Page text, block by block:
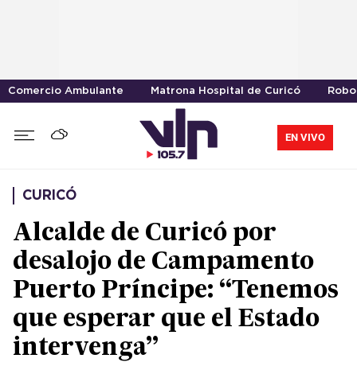
Comercio Ambulante Matrona Hospital de Curicó
EN VIVO
CURICÓ
Alcalde de Curicó por
desalojo de Campamento
Puerto Príncipe: “Tenemos
que esperar que el Estado
intervenga”